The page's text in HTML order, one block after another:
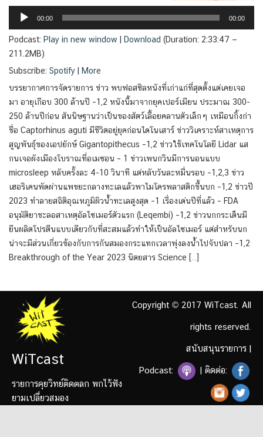
Audio
Player
00:00 00:00
Podcast: Play in new window Download (Duration: 2:33:47 —
211.2MB)
Subscribe: Spotify
More
บรรยากาศการจัดรายการ ข่าว พบฟอสซิลหนังที่เก่าแก่ที่สุดตั้งแต่เคยเจอ
มา อายุเกือบ 300 ล้านปี –1,2 หนังนี้มาจากยุคเปอร์เมียน ประมาณ 300-
250 ล้านปีก่อน สันนิษฐานว่าเป็นของสัตว์เลื้อยคลานตัวเล็กๆ เหมือนกิ้งก่า
ชื่อ Captorhinus aguti มีชีวิตอยู่ยุคก่อนไดโนเสาร์ ข่าววิเคราะห์สาเหตุการ
สูญพันธุ์ของเอปยักษ์ Gigantopithecus –1,2 ข่าวใช้เทคโนโลยี Lidar แส
กนเจอผังเมืองโบราณที่อเมซอน – 1 ข่าวเพนกวินมีการนอนแบบ
microsleep หลับครั้งละ 4-10 วินาที แต่หลับวันละหมื่นรอบ –1,2,3 ข่าว
เฮอริเคนพัดผ่านแพขยะกลางทะเลแล้วพาไมโครพลาสติกขึ้นบก –1,2 ข่าวปี
2023 ทำลายสถิติอุณหภูมิผิวน้ำทะเลสูงสุด –1 เรื่องเด่นปีที่แล้ว – FDA
อนุมัติยาชะลอสาเหตุอัลไซเมอร์ตัวแรก (Leqembi) –1,2 ข่าวนกกระเต็นมี
ยีนผลิตโปรตีนแบบเดียวกับที่สะสมแล้วทำให้เป็นอัลไซเมอร์ แต่สำหรับนก
น่าจะมีส่วนเกี่ยวข้องกับการกันสมองกระแทกเวลาพุ่งลงน้ำไปจับปลา –1,2
Breakthrough of the Year 2023 นิตยสาร Science […]
WiTcast
รายการคุยวิทย์ติดตลก พกไว้ฟัง
ยามเปลี่ยวสมอง
Copyright © 2017 WiTcast. All
rights reserved.
สนับสนุนรายการ |
Podcast: | ติดต่อ: